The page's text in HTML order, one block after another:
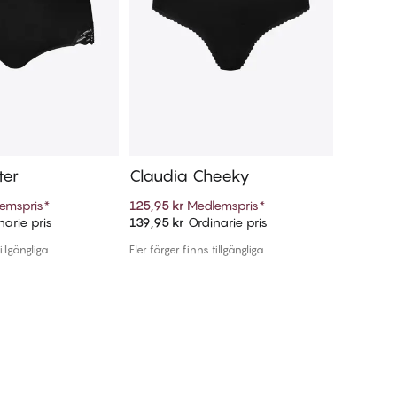
i varukorg
*
pris Lägg till i varukorg
Claudia Cheeky
125,95 kr Medlemspris*
139,95 kr Ordinarie pris
Fler färger finns tillgängliga